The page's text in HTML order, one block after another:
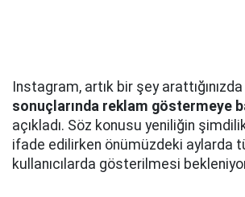
Instagram, artık bir şey arattığınızda
sonuçlarında reklam göstermeye
açıkladı. Söz konusu yeniliğin
ifade edilirken önümüzdeki aylarda
kullanıcılarda gösterilmesi